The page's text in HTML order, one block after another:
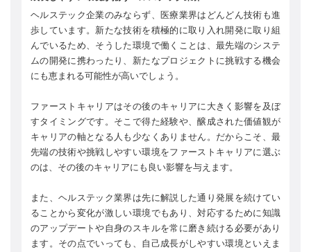
ヘルステック企業のみならず、医療業界はどんどん技術も進
歩しています。新たな技術を積極的に取り入れ開発に取り組
んでいるため、そうした環境で働くことは、最先端のシステ
ムの開発に携わったり、新たなプロジェクトに挑戦する機会
にも恵まれる可能性が高いでしょう。
ファーストキャリアはその後のキャリアに大きく影響を及ぼ
すタイミングです。そこで得た経験や、醸成された価値観が
キャリアの軸となる人も少なくありません。だからこそ、最
先端の技術や挑戦しやすい環境をファーストキャリアに選ぶ
のは、その後のキャリアにも良い影響を与えます。
また、ヘルステック業界は先に解説した通り発展を続けてい
ることから変化が激しい環境でもあり、対応するために知識
のアップデートや自身のスキルを常に磨き続ける必要があり
ます。その点でいっても、自己成長がしやすい環境といえま